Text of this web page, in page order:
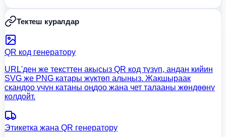
Тектеш куралдар
QR код генератору
URL'ден же тексттен акысыз QR код түзүп, андан кийин
SVG же PNG катары жүктөп алыңыз. Жакшыраак
скандоо үчүн катаны оңдоо жана чет талааны жөндөөнү
колдойт.
Этикетка жана QR генератору